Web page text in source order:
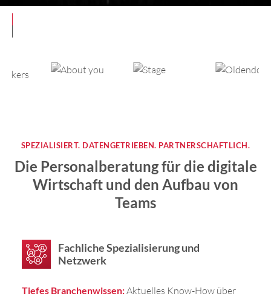
SPEZIALISIERT. DATENGETRIEBEN. PARTNERSCHAFTLICH.
Die Personalberatung für die digitale
Wirtschaft und den Aufbau von
Teams
Fachliche Spezialisierung und
Netzwerk
Tiefes Branchenwissen:Aktuelles Know-How über